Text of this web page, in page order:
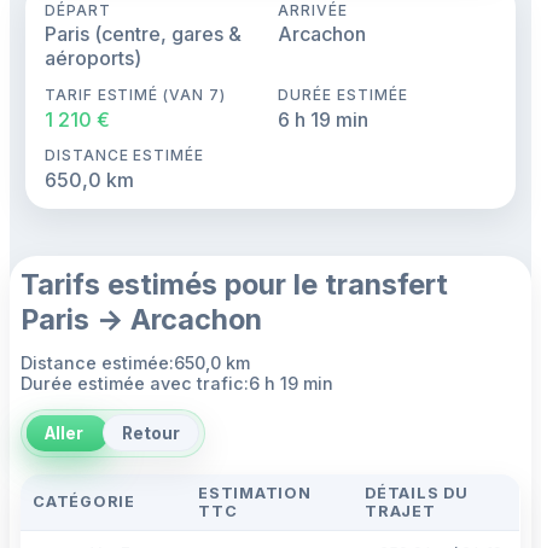
DÉPART
Paris (centre, gares &
aéroports)
ARRIVÉE
Arcachon
TARIF ESTIMÉ (VAN 7)
1 210 €
DURÉE ESTIMÉE
6 h 19 min
DISTANCE ESTIMÉE
650,0 km
Tarifs estimés pour le transfert
Paris → Arcachon
Distance estimée:650,0 km
Durée estimée avec trafic:6 h 19 min
Aller Retour
CATÉGORIE
ESTIMATION
TTC
DÉTAILS DU
TRAJET